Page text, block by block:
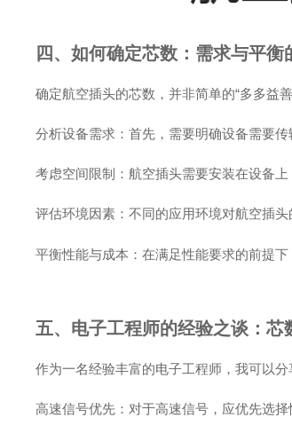
四、如何确定芯数：需求与平衡
确定航空插头的芯数，并非简单的“多多益
分析设备需求：首先，需要明确设备需要
考虑空间限制：航空插头需要安装在设备
评估环境因素：不同的应用环境对航空插
平衡性能与成本：在满足性能要求的前提
五、电子工程师的经验之谈：芯
作为一名经验丰富的电子工程师，我可以分
高速信号优先：对于高速信号，应优先选